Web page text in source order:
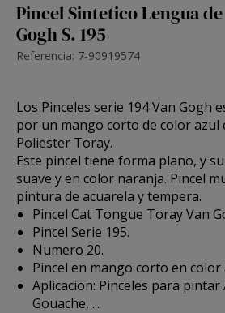
Pincel Sintetico Lengua
Gogh S. 195
Referencia: 7-90919574
Los Pinceles serie 194 Van Gogh
por un mango corto de color azul
Poliester Toray.
Este pincel tiene forma plano, y
suave y en color naranja. Pincel
pintura de acuarela y tempera.
Pincel Cat Tongue Toray Van
Pincel Serie 195.
Numero 20.
Pincel en mango corto en color
Aplicacion: Pinceles para pintar
Gouache, ...